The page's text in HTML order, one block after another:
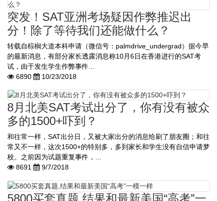
突发！SAT亚洲考场疑因作弊推迟出
分！除了等待我们还能做什么？
转载自棕榈大道本科申请（微信号：palmdrive_undergrad）据今早
的最新消息，有部分家长透露消息称10月6日在香港进行的SAT考
试，由于发生学生作弊事件...
6890
10/23/2018
8月北美SAT考试出分了，你有没有被众
多的1500+吓到？
和往常一样，SAT出分日，又被大家出分的消息给刷了朋友圈；和往
常又不一样，这次1500+的特别多，多到家长和学生没有自信申请梦
校。之前因为试题重复事件，...
8691
9/7/2018